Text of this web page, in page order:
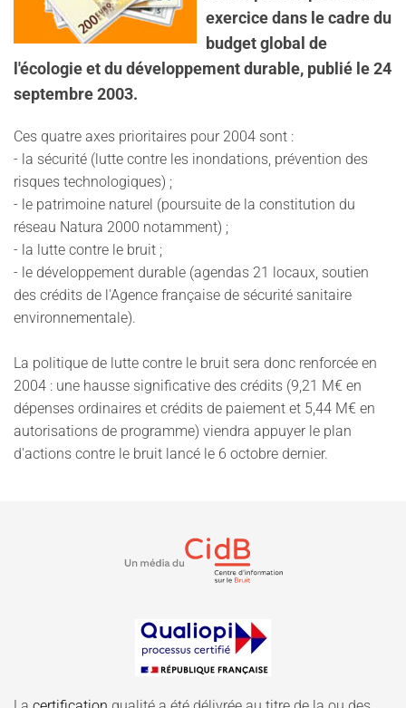
exercice dans le cadre du
budget global de
l'écologie et du développement durable, publié le 24
septembre 2003.
Ces quatre axes prioritaires pour 2004 sont :
- la sécurité (lutte contre les inondations, prévention des
risques technologiques) ;
- le patrimoine naturel (poursuite de la constitution du
réseau Natura 2000 notamment) ;
- la lutte contre le bruit ;
- le développement durable (agendas 21 locaux, soutien
des crédits de l'Agence française de sécurité sanitaire
environnementale).
La politique de lutte contre le bruit sera donc renforcée en
2004 : une hausse significative des crédits (9,21 M€ en
dépenses ordinaires et crédits de paiement et 5,44 M€ en
autorisations de programme) viendra appuyer le plan
d'actions contre le bruit lancé le 6 octobre dernier.